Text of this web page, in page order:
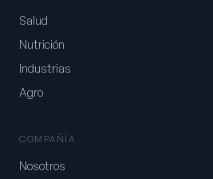
Salud
Nutrición
Industrias
Agro
COMPAÑÍA
Nosotros